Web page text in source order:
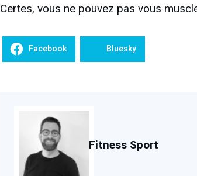
Certes, vous ne pouvez pas vous
Facebook Bluesky
Fitness Sport